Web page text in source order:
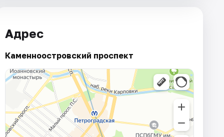
Адрес
Каменноостровский проспект